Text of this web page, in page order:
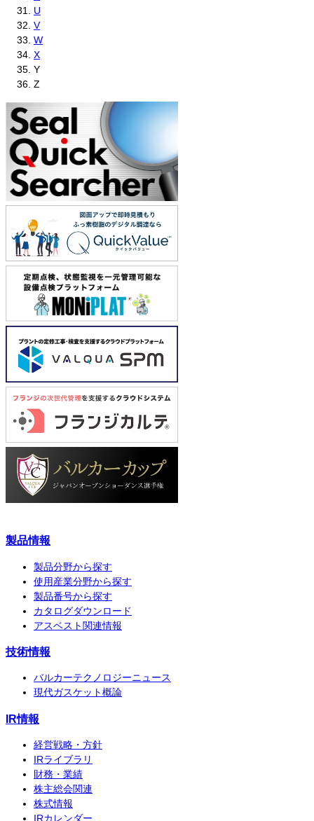
U
V
W
X
Y
Z
製品情報
製品分野から探す
使用産業分野から探す
製品番号から探す
カタログダウンロード
アスベスト関連情報
技術情報
バルカーテクノロジーニュース
現代ガスケット概論
IR情報
経営戦略・方針
IRライブラリ
財務・業績
株主総会関連
株式情報
IRカレンダー